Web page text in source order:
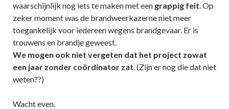
waarschijnlijk nog iets te maken met een grappig feit. Op
zeker moment was de brandweerkazerne niet meer
toegankelijk voor iedereen wegens brandgevaar. Er is
trouwens en brandje geweest.
We mogen ook niet vergeten dat het project zowat
een jaar zonder coördinator zat. (Zijn er nog die dat niet
weten??)
Wacht even.